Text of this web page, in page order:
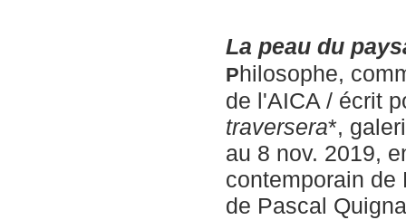
La peau du
Philosophe,
de l'AICA / écrit
traversera*,
au 8 nov. 2019,
contemporain de
de Pascal